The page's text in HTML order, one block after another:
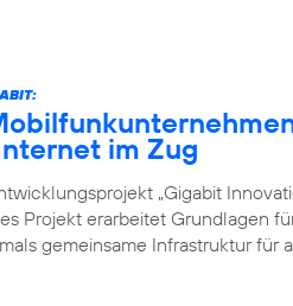
im Zug
„Gigabit
Projekt erarbeitet Grundlagen
gemeinsame Infrastruktur